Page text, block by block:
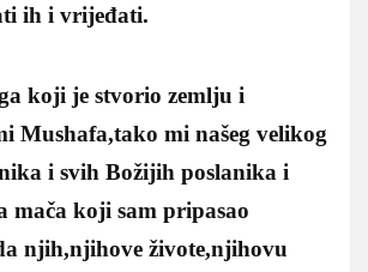
ih i vrijeđati.
koji je stvorio zemlju i
Mushafa,tako mi našeg velikog
i svih Božijih poslanika i
mača koji sam pripasao
njih,njihove živote,njihovu